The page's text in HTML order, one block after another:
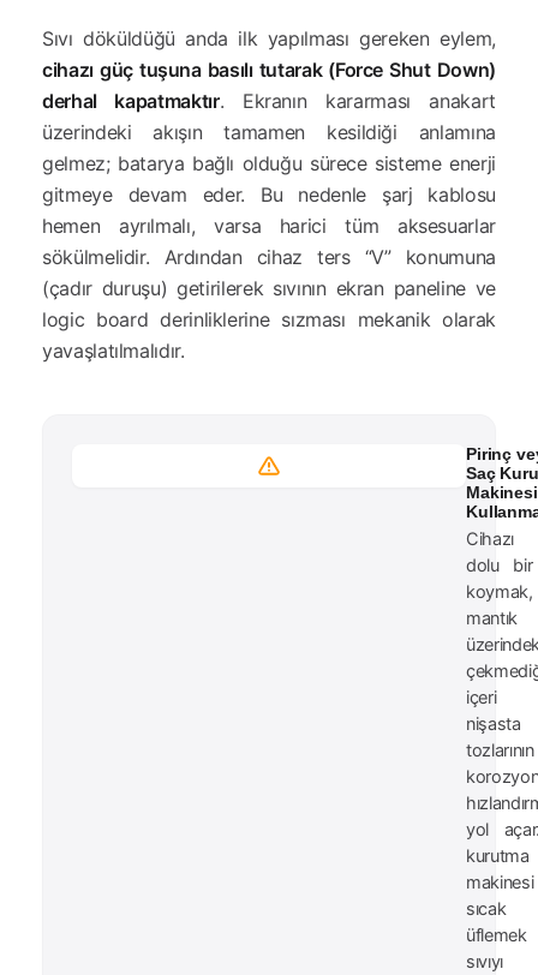
Sıvı döküldüğü anda ilk yapılması gereken eylem,
cihazı güç tuşuna basılı tutarak (Force Shut Down)
derhal kapatmaktır. Ekranın kararması anakart
üzerindeki akışın tamamen kesildiği anlamına
gelmez; batarya bağlı olduğu sürece sisteme enerji
gitmeye devam eder. Bu nedenle şarj kablosu
hemen ayrılmalı, varsa harici tüm aksesuarlar
sökülmelidir. Ardından cihaz ters “V” konumuna
(çadır duruşu) getirilerek sıvının ekran paneline ve
logic board derinliklerine sızması mekanik olarak
yavaşlatılmalıdır.
Pirinç
Saç
Makinesi
Cihazı
dolu
koymak,
içeri
nişasta
tozlarının
yol
kurutma
sıcak
sıvıyı